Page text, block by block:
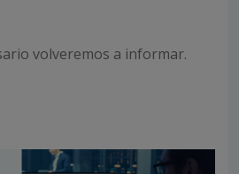
volveremos a informar.